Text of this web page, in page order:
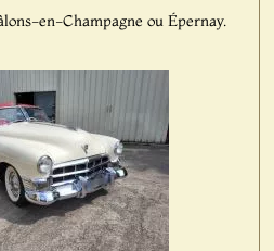
en-Champagne ou Épernay.